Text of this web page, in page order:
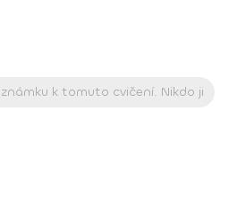
zejména běhám, jezdím na
každý den aspoň chvilku strávit